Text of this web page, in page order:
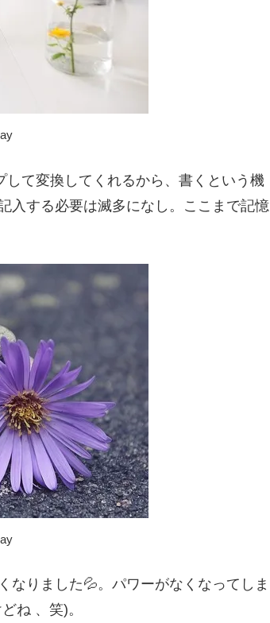
て変換してくれるから、書くという機
入する必要は滅多になし。ここまで記憶
なりました💦。パワーがなくなってしま
ね 、笑)。